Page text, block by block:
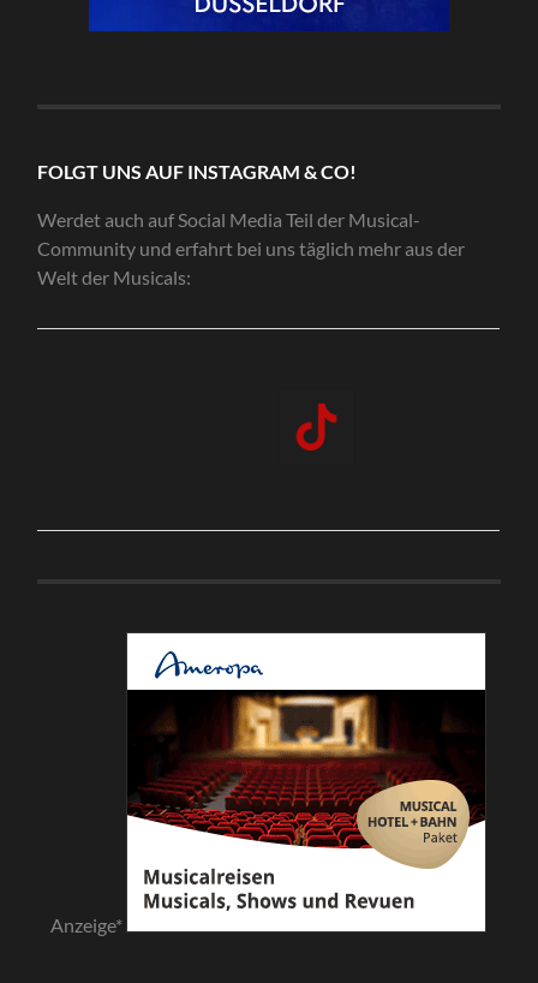
FOLGT UNS AUF INSTAGRAM & CO!
Werdet auch auf Social Media Teil der Musical-
Community und erfahrt bei uns täglich mehr aus der
Welt der Musicals:
Anzeige*